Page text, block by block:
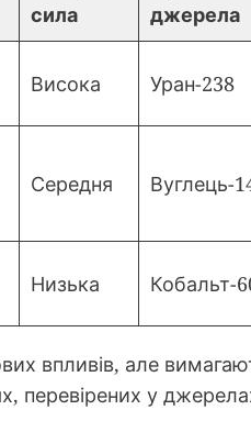
сила
джерела
Висока Уран-238
Середня Вуглець-
Низька Кобальт-
впливів, але
перевірених у